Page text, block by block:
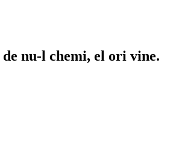
nu-l chemi, el ori vine.